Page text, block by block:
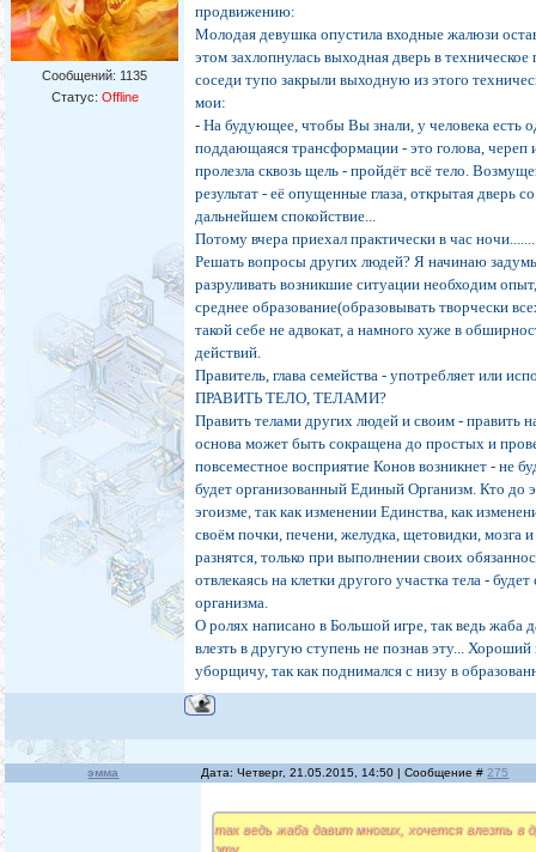
Сообщений: 1135
Статус: Offline
продвижению:
Молодая девушка опустила входные жалюзи
этом захлопнулась выходная дверь в
соседи тупо закрыли выходную из этого
мои:
- На будующее, чтобы Вы знали, у человека есть
поддающаяся трансформации - это голова, череп
пролезла сквозь щель - пройдёт всё тело.
результат - её опущенные глаза, открытая дверь
дальнейшем спокойствие...
Потому вчера приехал практически в час
Решать вопросы других людей? Я начинаю
разруливать возникшие ситуации необходим
среднее образование(образовывать творчески
такой себе не адвокат, а намного хуже в
действий.
Правитель, глава семейства - употребляет или
ПРАВИТЬ ТЕЛО, ТЕЛАМИ?
Править телами других людей и своим - править
основа может быть сокращена до простых и
повсеместное восприятие Конов возникнет - не
будет организованный Единый Организм. Кто до
эгоизме, так как изменении Единства, как
своём почки, печени, желудка, щетовидки, мозга
разнятся, только при выполнении своих
отвлекаясь на клетки другого участка тела -
организма.
О ролях написано в Большой игре, так ведь жаба
влезть в другую ступень не познав эту...
уборщичу, так как поднимался с низу в
эмма Дата: Четверг, 21.05.2015, 14:50 | Сообщение #275
так ведь жаба давит многих, хочется влезть в
эту..